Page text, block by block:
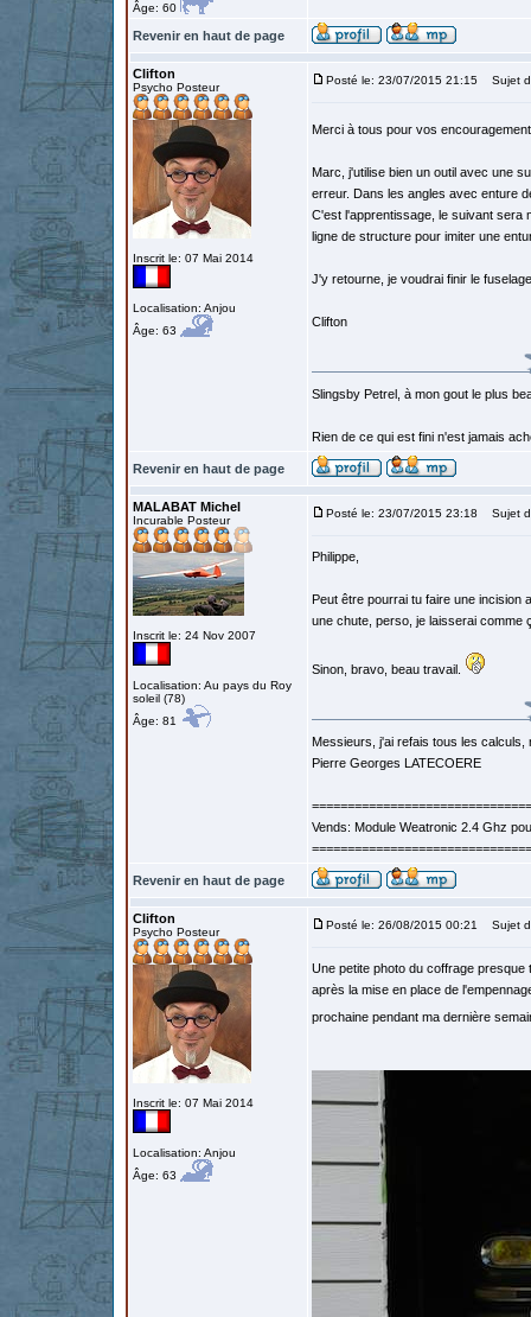
Âge: 60
Revenir en haut de page
Clifton
Psycho Posteur
Inscrit le: 07 Mai 2014
Localisation: Anjou
Âge: 63
Posté le: 23/07/2015 21:15 Sujet
Merci à tous pour vos
Marc, j'utilise bien un outil avec une
erreur. Dans les angles avec enture
C'est l'apprentissage, le suivant sera
ligne de structure pour imiter une
J'y retourne, je voudrai finir le
Clifton
Slingsby Petrel, à mon gout le plus
Rien de ce qui est fini n'est jamais
Revenir en haut de page
MALABAT Michel
Incurable Posteur
Inscrit le: 24 Nov 2007
Localisation: Au pays du Roy
soleil (78)
Âge: 81
Posté le: 23/07/2015 23:18 Sujet
Philippe,
Peut être pourrai tu faire une incision
une chute, perso, je laisserai comme
Sinon, bravo, beau travail.
Messieurs, j'ai refais tous les calculs,
Pierre Georges LATECOERE
===============================
Vends: Module Weatronic 2.4 Ghz
===============================
Revenir en haut de page
Clifton
Psycho Posteur
Inscrit le: 07 Mai 2014
Localisation: Anjou
Âge: 63
Posté le: 26/08/2015 00:21 Sujet
Une petite photo du coffrage
après la mise en place de
prochaine pendant ma dernière